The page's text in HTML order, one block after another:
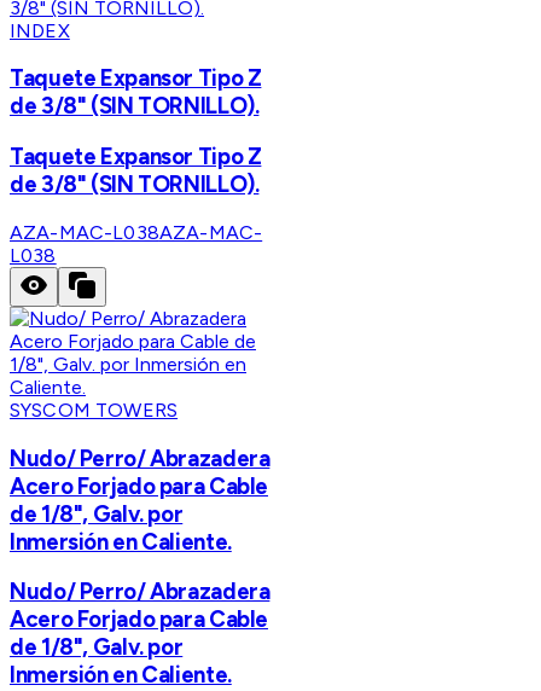
INDEX
Taquete Expansor Tipo Z
de 3/8" (SIN TORNILLO).
Taquete Expansor Tipo Z
de 3/8" (SIN TORNILLO).
AZA-MAC-L038AZA-MAC-
L038
SYSCOM TOWERS
Nudo/ Perro/ Abrazadera
Acero Forjado para Cable
de 1/8", Galv. por
Inmersión en Caliente.
Nudo/ Perro/ Abrazadera
Acero Forjado para Cable
de 1/8", Galv. por
Inmersión en Caliente.